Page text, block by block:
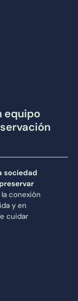
equipo
sociedad
conexión
y en
cuidar